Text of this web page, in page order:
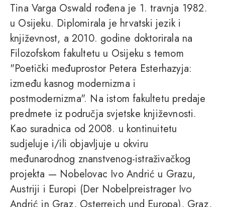
Tina Varga Oswald rođena je 1. travnja 1982.
u Osijeku. Diplomirala je hrvatski jezik i
književnost, a 2010. godine doktorirala na
Filozofskom fakultetu u Osijeku s temom
"Poetički međuprostor Petera Esterhazyja:
između kasnog modernizma i
postmodernizma". Na istom fakultetu predaje
predmete iz područja svjetske književnosti.
Kao suradnica od 2008. u kontinuitetu
sudjeluje i/ili objavljuje u okviru
međunarodnog znanstvenog-istraživačkog
projekta — Nobelovac Ivo Andrić u Grazu,
Austriji i Europi (Der Nobelpreistrager Ivo